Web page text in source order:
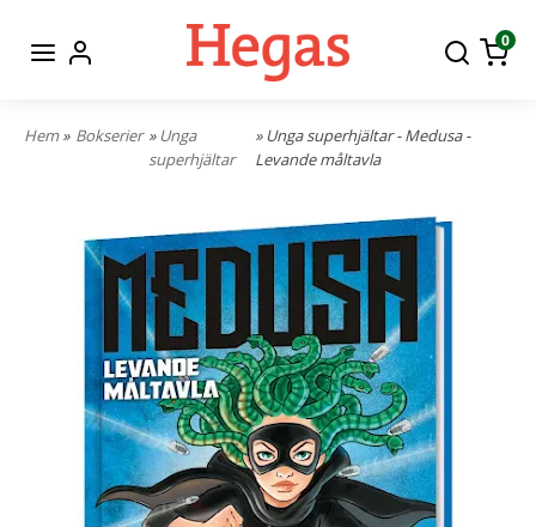
0
Hem» Bokserier » Unga
superhjältar
» Unga superhjältar - Medusa -
Levande måltavla